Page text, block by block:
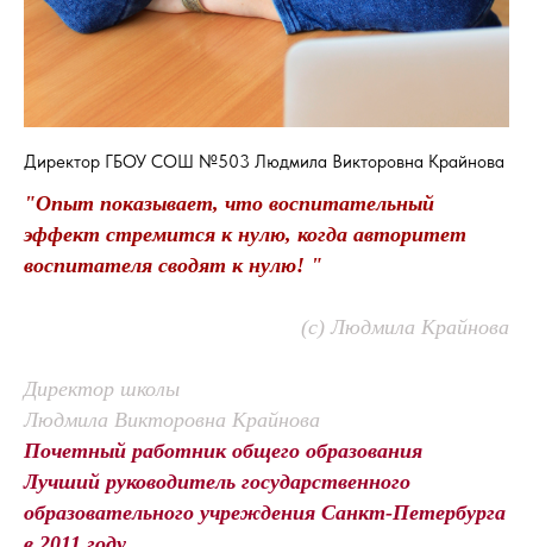
Директор ГБОУ СОШ №503 Людмила Викторовна Крайнова
"Опыт показывает, что воспитательный
эффект стремится к нулю, когда авторитет
воспитателя сводят к нулю! "
(с) Людмила Крайнова
Директор школы
Людмила Викторовна Крайнова
Почетный работник общего образования
Лучший руководитель государственного
образовательного учреждения Санкт-Петербурга